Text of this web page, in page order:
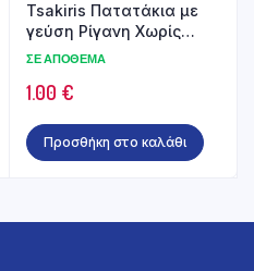
Tsakiris Πατατάκια με
γεύση Ρίγανη Χωρίς
γλουτένη 80gr
ΣΕ ΑΠΌΘΕΜΑ
1.00 €
Προσθήκη στο καλάθι